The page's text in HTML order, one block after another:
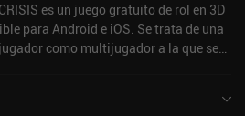
es un juego gratuito de rol en 3D
para Android e iOS. Se trata de una
como multijugador a la que se
lanzó en septiembre de 2023 y tiene